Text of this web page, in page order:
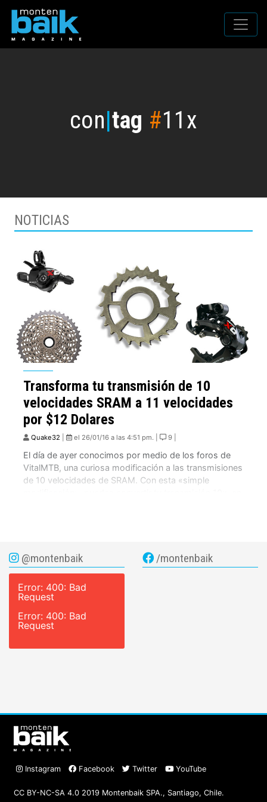
con|tag #11x
NOTICIAS
Transforma tu transmisión de 10
velocidades SRAM a 11 velocidades
por $12 Dolares
Quake32 el 26/01/16 a las 4:51 pm. | 9 |
El día de ayer conocimos por medio de los foros de
VitalMTB, una curiosa modificación a las transmisiones
de 10 velocidades de SRAM. Con esta «simple
@montenbaik
Error: 400: Bad
Request
Error: 400: Bad
Request
/montenbaik
Instagram Facebook Twitter YouTube
CC BY-NC-SA 4.0 2019 Montenbaik SPA., Santiago, Chile.